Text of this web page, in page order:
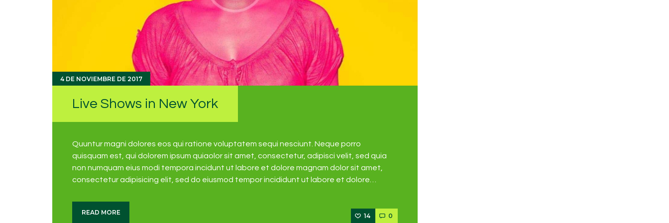
4 DE NOVIEMBRE DE 2017
Live Shows in New York
Quuntur magni dolores eos qui ratione voluptatem sequi nesciunt. Neque porro
quisquam est, qui dolorem ipsum quiaolor sit amet, consectetur, adipisci velit, sed quia
non numquam eius modi tempora incidunt ut labore et dolore magnam dolor sit amet,
consectetur adipisicing elit, sed do eiusmod tempor incididunt ut labore et dolore…
READ MORE 14 0